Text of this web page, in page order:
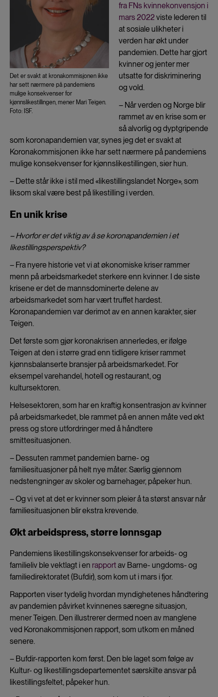
Det er svakt at kronakommisjonen ikke
har sett nærmere på pandemiens
mulige konsekvenser for
kjønnslikestillingen, mener Mari Teigen.
Foto: ISF.
fra FNs kvinnekonvensjon i
mars 2022viste lederen til
at sosiale ulikheter i
verden har økt under
pandemien. Dette har gjort
kvinner og jenter mer
utsatte for diskriminering
og vold.
– Når verden og Norge blir
rammet av en krise som er
så alvorlig og dyptgripende
som koronapandemien var, synes jeg det er svakt at
Koronakommisjonen ikke har sett nærmere på pandemiens
mulige konsekvenser for kjønnslikestillingen, sier hun.
– Dette står ikke i stil med «likestillingslandet Norge», som
liksom skal være best på likestilling i verden.
En unik krise
– Hvorfor er det viktig av å se koronapandemien i et
likestillingsperspektiv?
– Fra nyere historie vet vi at økonomiske kriser rammer
menn på arbeidsmarkedet sterkere enn kvinner. I de siste
krisene er det de mannsdominerte delene av
arbeidsmarkedet som har vært truffet hardest.
Koronapandemien var derimot av en annen karakter, sier
Teigen.
Det første som gjør koronakrisen annerledes, er ifølge
Teigen at den i større grad enn tidligere kriser rammet
kjønnsbalanserte bransjer på arbeidsmarkedet. For
eksempel varehandel, hotell og restaurant, og
kultursektoren.
Helsesektoren, som har en kraftig konsentrasjon av kvinner
på arbeidsmarkedet, ble rammet på en annen måte ved økt
press og store utfordringer med å håndtere
smittesituasjonen.
– Dessuten rammet pandemien barne- og
familiesituasjoner på helt nye måter. Særlig gjennom
nedstengninger av skoler og barnehager, påpeker hun.
– Og vi vet at det er kvinner som pleier å ta størst ansvar når
familiesituasjonen blir ekstra krevende.
Økt arbeidspress, større lønnsgap
Pandemiens likestillingskonsekvenser for arbeids- og
familieliv ble vektlagt i en rapportav Barne- ungdoms- og
familiedirektoratet (Bufdir), som kom ut i mars i fjor.
Rapporten viser tydelig hvordan myndighetenes håndtering
av pandemien påvirket kvinnenes særegne situasjon,
mener Teigen. Den illustrerer dermed noen av manglene
ved Koronakommisjonen rapport, som utkom en måned
senere.
– Bufdir-rapporten kom først. Den ble laget som følge av
Kultur- og likestillingsdepartementet særskilte ansvar på
likestillingsfeltet, påpeker hun.